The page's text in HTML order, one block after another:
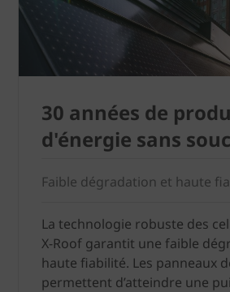
30 années de
d'énergie sans
Faible dégradation et haute
La technologie robuste des
X-Roof garantit une faible
haute fiabilité. Les panneaux
permettent d’atteindre une